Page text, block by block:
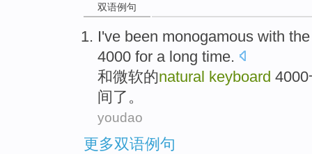
双语例句
I've been monogamous with
4000 for a long time.
和微软的natural keyboard
间了。
youdao
更多双语例句